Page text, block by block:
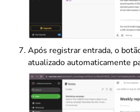
Após registrar entrada, o
atualizado automaticamente